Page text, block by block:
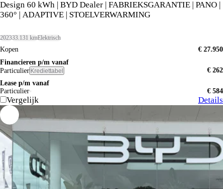
Design 60 kWh | BYD Dealer | FABRIEKSGARANTIE | PANO |
360° | ADAPTIVE | STOELVERWARMING
202333.131 kmElektrisch
Kopen
€ 27.950
Financieren p/m vanaf
Particulier Krediettabel
€ 262
Lease p/m vanaf
Particulier
€ 584
Vergelijk Details